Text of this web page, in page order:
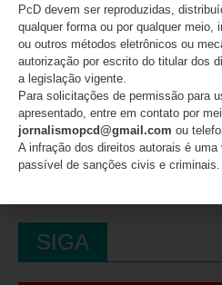
SIGA
PcD devem ser reproduzidas,
qualquer forma ou por qualquer meio,
ou outros métodos eletrônicos ou
autorização por escrito do titular dos
a legislação vigente.
Para solicitações de permissão para
apresentado, entre em contato por
jornalismopcd@gmail.com ou
A infração dos direitos autorais é
passível de sanções civis e criminais.